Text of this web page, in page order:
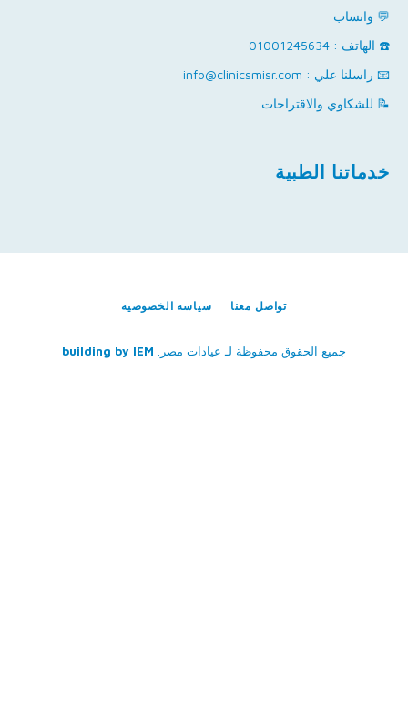
💬 واتساب
☎️ الهاتف : 01001245634
📧 راسلنا علي : info@clinicsmisr.com
📝 للشكاوي والاقتراحات
خدماتنا الطبية
تواصل معنا سياسه الخصوصيه
جميع الحقوق محفوظة لـ عيادات مصر building by IEM